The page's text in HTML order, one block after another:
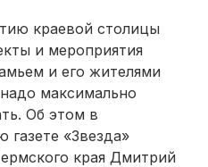
краевой столицы
и мероприятия
и его жителями
максимально
Об этом в
«Звезда»
края Дмитрий